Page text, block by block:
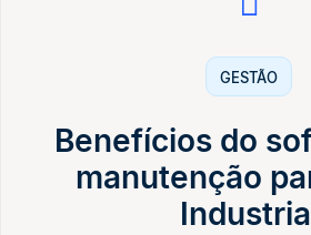
GESTÃO
Benefícios do
manutenção